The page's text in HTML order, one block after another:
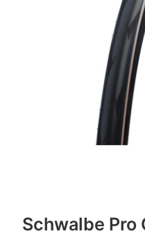
Schwalbe Pro